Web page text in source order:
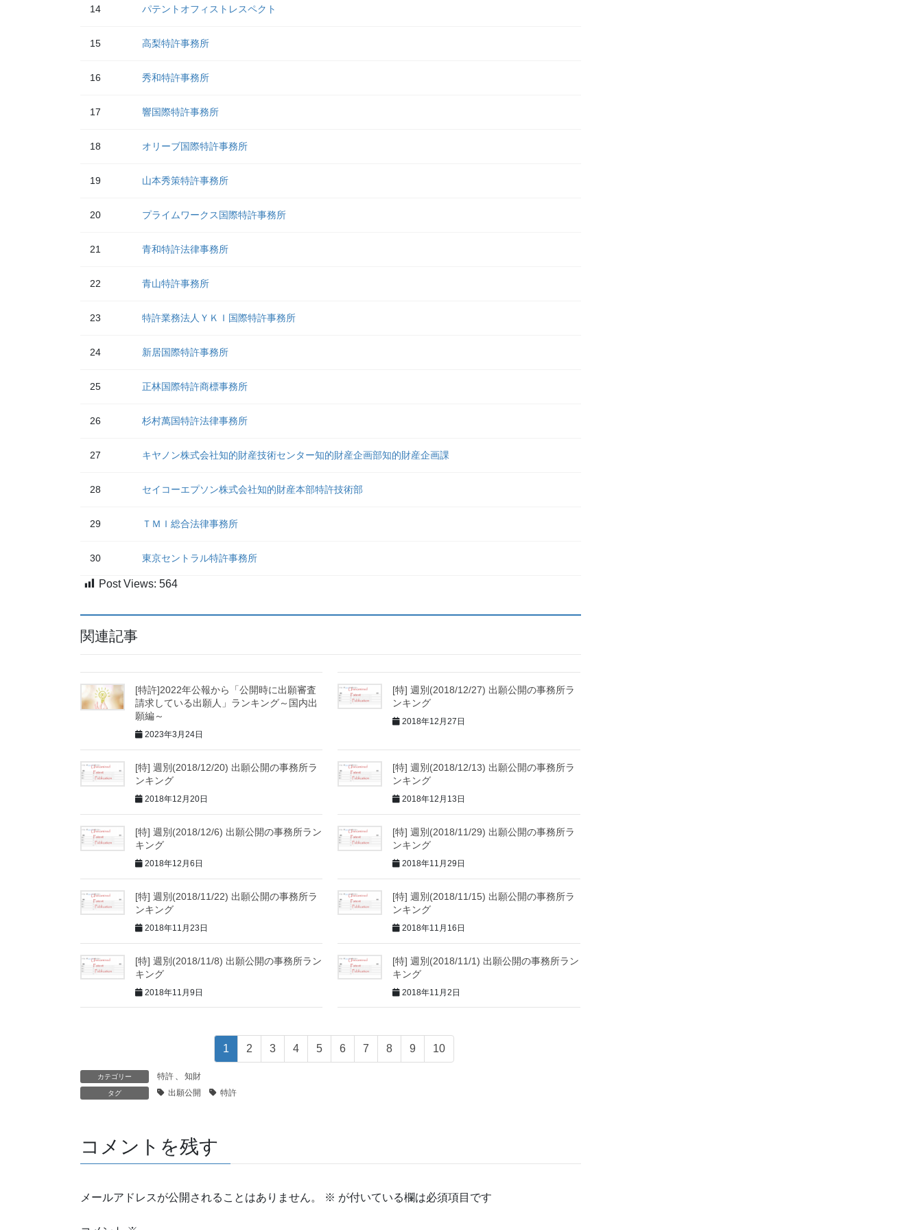
14 パテントオフィストレスペクト
15 高梨特許事務所
16 秀和特許事務所
17 響国際特許事務所
18 オリーブ国際特許事務所
19 山本秀策特許事務所
20 プライムワークス国際特許事務所
21 青和特許法律事務所
22 青山特許事務所
23 特許業務法人ＹＫＩ国際特許事務所
24 新居国際特許事務所
25 正林国際特許商標事務所
26 杉村萬国特許法律事務所
27 キヤノン株式会社知的財産技術センター知的財産企画部知的財産企画課
28 セイコーエプソン株式会社知的財産本部特許技術部
29 ＴＭＩ総合法律事務所
30 東京セントラル特許事務所
Post Views: 564
関連記事
[特許]2022年公報から「公開時に出願審査
請求している出願人」ランキング～国内出
願編～
2023年3月24日
[特] 週別(2018/12/27) 出願公開の事務所ラ
ンキング
2018年12月27日
[特] 週別(2018/12/20) 出願公開の事務所ラ
ンキング
2018年12月20日
[特] 週別(2018/12/13) 出願公開の事務所ラ
ンキング
2018年12月13日
[特] 週別(2018/12/6) 出願公開の事務所ラン
キング
2018年12月6日
[特] 週別(2018/11/29) 出願公開の事務所ラ
ンキング
2018年11月29日
[特] 週別(2018/11/22) 出願公開の事務所ラ
ンキング
2018年11月23日
[特] 週別(2018/11/15) 出願公開の事務所ラ
ンキング
2018年11月16日
[特] 週別(2018/11/8) 出願公開の事務所ラン
キング
2018年11月9日
[特] 週別(2018/11/1) 出願公開の事務所ラン
キング
2018年11月2日
1 2 3 4 5 6 7 8 9 10
カテゴリー 特許 、 知財
タグ 出願公開 特許
コメントを残す
メールアドレスが公開されることはありません。 ※ が付いている欄は必須項目です